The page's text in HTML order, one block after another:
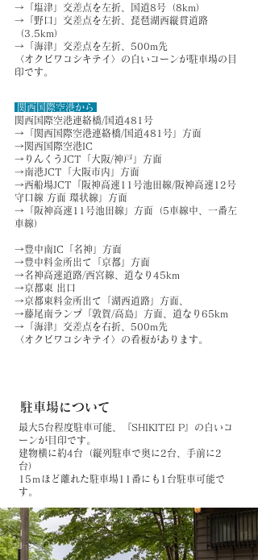
→「塩津」交差点を左折、国道8号（8km）
→「野口」交差点を左折、琵琶湖西縦貫道路
（3.5km）
→「海津」交差点を左折、500m先
〈オクビワコシキテイ〉の白いコーンが駐車場の目
印です。
関西国際空港から
関西国際空港連絡橋/国道481号
→「関西国際空港連絡橋/国道481号」方面
→関西国際空港IC
→りんくうJCT「大阪/神戸」方面
→南港JCT「大阪市内」方面
→西船場JCT「阪神高速11号池田線/阪神高速12号
守口線 方面 環状線」方面
→「阪神高速11号池田線」方面（5車線中、一番左
車線）
→豊中南IC「名神」方面
→豊中料金所出て「京都」方面
→名神高速道路/西宮線、道なり45km
→京都東 出口
→京都東料金所出て「湖西道路」方面、
→藤尾南ランプ「敦賀/高島」方面、道なり65km
→「海津」交差点を右折、500m先
〈オクビワコシキテイ〉の看板があります。
駐車場について
最大5台程度駐車可能、『SHIKITEI P』の白いコ
ーンが目印です。
建物横に約4台（縦列駐車で奥に2台、手前に2
台）
15ｍほど離れた駐車場11番にも1台駐車可能で
す。